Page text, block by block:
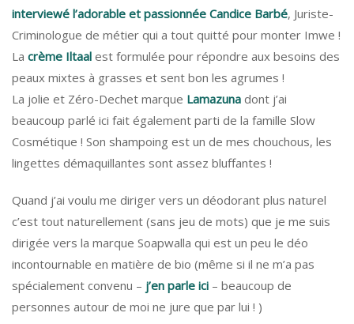
interviewé l’adorable et passionnée Candice Barbé, Juriste-
Criminologue de métier qui a tout quitté pour monter Imwe !
La crème Iltaal est formulée pour répondre aux besoins des
peaux mixtes à grasses et sent bon les agrumes !
La jolie et Zéro-Dechet marque Lamazuna dont j’ai
beaucoup parlé ici fait également parti de la famille Slow
Cosmétique ! Son shampoing est un de mes chouchous, les
lingettes démaquillantes sont assez bluffantes !
Quand j’ai voulu me diriger vers un déodorant plus naturel
c’est tout naturellement (sans jeu de mots) que je me suis
dirigée vers la marque Soapwalla qui est un peu le déo
incontournable en matière de bio (même si il ne m’a pas
spécialement convenu – j’en parle ici – beaucoup de
personnes autour de moi ne jure que par lui ! )